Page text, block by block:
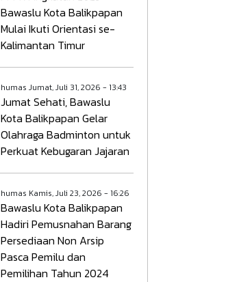
Bawaslu Kota Balikpapan
Mulai Ikuti Orientasi se-
Kalimantan Timur
humas Jumat, Juli 31, 2026 - 13:43
Jumat Sehati, Bawaslu
Kota Balikpapan Gelar
Olahraga Badminton untuk
Perkuat Kebugaran Jajaran
humas Kamis, Juli 23, 2026 - 16:26
Bawaslu Kota Balikpapan
Hadiri Pemusnahan Barang
Persediaan Non Arsip
Pasca Pemilu dan
Pemilihan Tahun 2024